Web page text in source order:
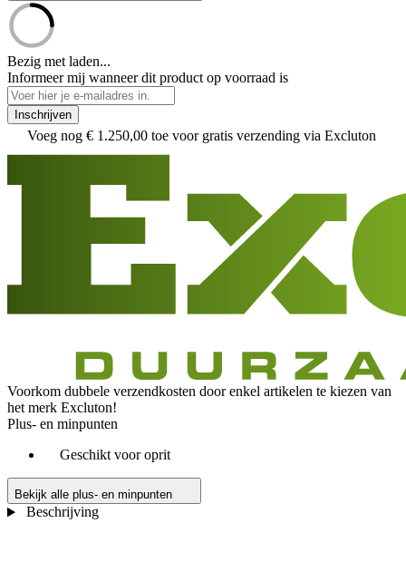
Bezig met laden...
Informeer mij wanneer dit product op voorraad is
Inschrijven
Voeg nog € 1.250,00 toe voor gratis verzending via Excluton
Voorkom dubbele verzendkosten door enkel artikelen te kiezen van
het merk Excluton!
Plus- en minpunten
Geschikt voor oprit
Bekijk alle plus- en minpunten
Beschrijving